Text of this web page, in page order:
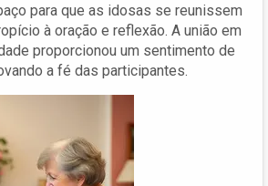
para que as idosas se reunissem
à oração e reflexão. A união em
proporcionou um sentimento de
a fé das participantes.